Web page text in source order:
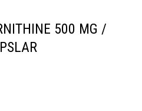
500 MG /